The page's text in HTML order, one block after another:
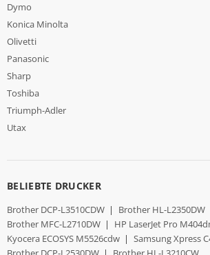
Dymo
Konica Minolta
Olivetti
Panasonic
Sharp
Toshiba
Triumph-Adler
Utax
BELIEBTE DRUCKER
Brother DCP-L3510CDW | Brother HL-L2350DW
Brother MFC-L2710DW | HP LaserJet Pro
Kyocera ECOSYS M5526cdw | Samsung Xpress